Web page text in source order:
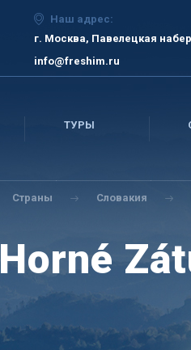
Наш адрес:
г. Москва, Павелецкая
info@freshim.ru
ТУРЫ
Страны Словакия
Horné